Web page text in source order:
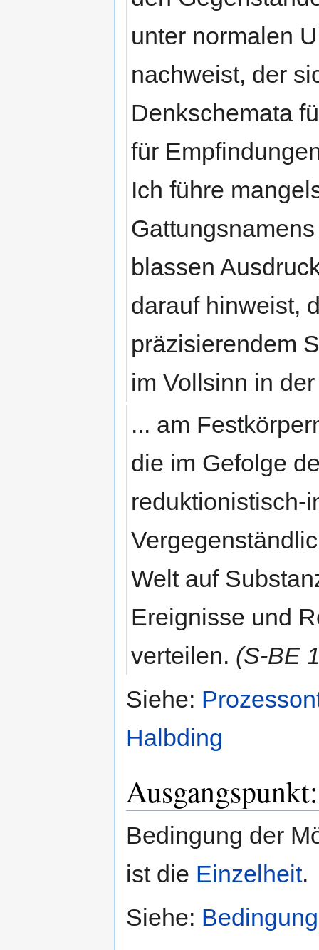
unter normalen
nachweist, der
Denkschemata
für
Ich führe
blassen
darauf hinweist,
präzisierendem
im Vollsinn in
... am
die im Gefolge
reduktionistisch-
Welt auf
Ereignisse und
verteilen. (S-BE
Siehe:
Halbding
Bedingung der
ist die Einzelheit.
Siehe: